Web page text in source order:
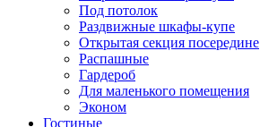
Под потолок
Раздвижные шкафы-купе
Открытая секция посередине
Распашные
Гардероб
Для маленького помещения
Эконом
Гостиные